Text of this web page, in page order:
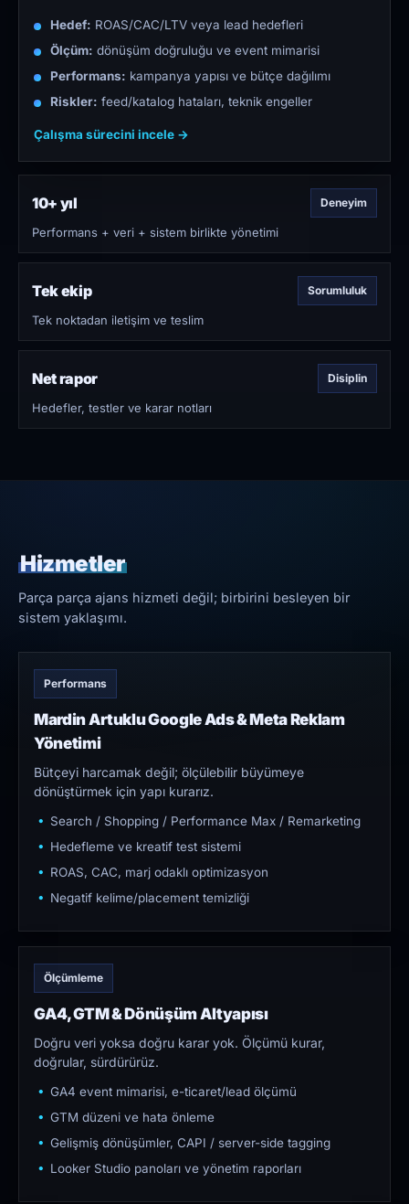
Hedef: ROAS/CAC/LTV veya lead hedefleri
Ölçüm: dönüşüm doğruluğu ve event mimarisi
Performans: kampanya yapısı ve bütçe dağılımı
Riskler: feed/katalog hataları, teknik engeller
Çalışma sürecini incele →
10+ yıl Deneyim
Performans + veri + sistem birlikte yönetimi
Tek ekip Sorumluluk
Tek noktadan iletişim ve teslim
Net rapor Disiplin
Hedefler, testler ve karar notları
Hizmetler
Parça parça ajans hizmeti değil; birbirini besleyen bir
sistem yaklaşımı.
Performans
Mardin Artuklu Google Ads & Meta Reklam
Yönetimi
Bütçeyi harcamak değil; ölçülebilir büyümeye
dönüştürmek için yapı kurarız.
Search / Shopping / Performance Max / Remarketing
Hedefleme ve kreatif test sistemi
ROAS, CAC, marj odaklı optimizasyon
Negatif kelime/placement temizliği
Ölçümleme
GA4, GTM & Dönüşüm Altyapısı
Doğru veri yoksa doğru karar yok. Ölçümü kurar,
doğrular, sürdürürüz.
GA4 event mimarisi, e-ticaret/lead ölçümü
GTM düzeni ve hata önleme
Gelişmiş dönüşümler, CAPI / server-side tagging
Looker Studio panoları ve yönetim raporları